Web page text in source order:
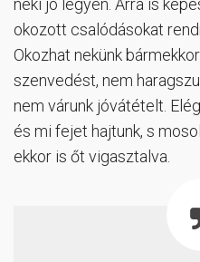
okozott csalódásokat
Okozhat nekünk
szenvedést, nem
nem várunk jóvátételt.
és mi fejet hajtunk, s
ekkor is őt vigasztalva.